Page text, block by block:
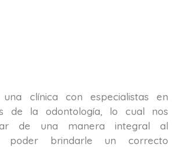
clínica con especialistas en
de la odontología, lo cual nos
de una manera integral al
poder brindarle un correcto